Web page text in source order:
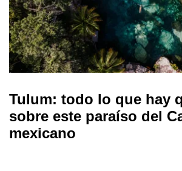
Tulum: todo lo que hay
sobre este paraíso del
mexicano